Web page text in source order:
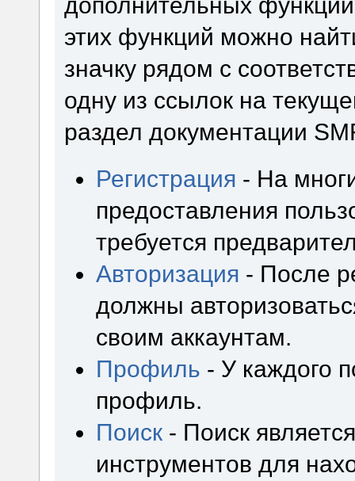
этих функций можно
значку рядом с
одну из ссылок на
раздел документации
Регистрация - На
предоставления
требуется
Авторизация - После
должны
своим аккаунтам.
Профиль - У каждого
профиль.
Поиск - Поиск
инструментов для